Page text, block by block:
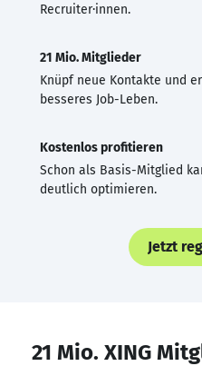
Recruiter·innen.
21 Mio. Mitglieder
Knüpf neue Kontakte und
besseres Job-Leben.
Kostenlos profitieren
Schon als Basis-Mitglied
deutlich optimieren.
Jetzt
21 Mio. XING